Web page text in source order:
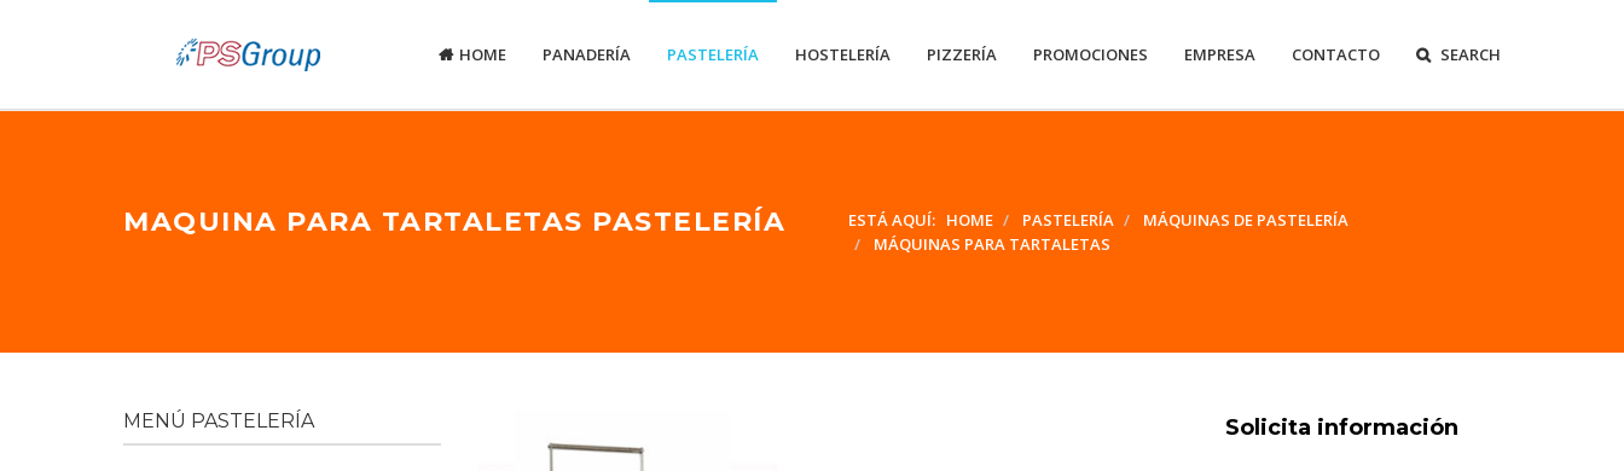
HOME PANADERÍA PASTELERÍA HOSTELERÍA PIZZERÍA PROMOCIONES EMPRESA CONTACTO SEARCH
MAQUINA PARA TARTALETAS PASTELERÍA ESTÁ AQUÍ: HOME PASTELERÍA
MÁQUINAS DE PASTELERÍA
MÁQUINAS PARA TARTALETAS
MENÚ PASTELERÍA Solicita información